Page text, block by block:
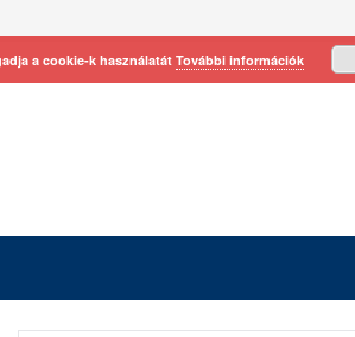
a cookie-k használatát További információk